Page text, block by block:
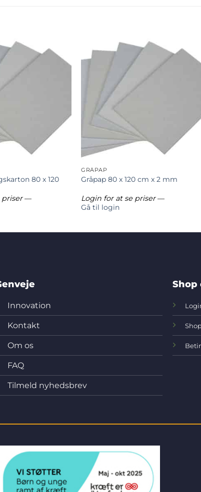
80 x 120
priser—
GRÅPAP
Gråpap 80 x 120 cm x 2 mm
Login for at se priser—
Gå til login
Innovation
Kontakt
Om os
FAQ
Tilmeld nyhedsbrev
Shop